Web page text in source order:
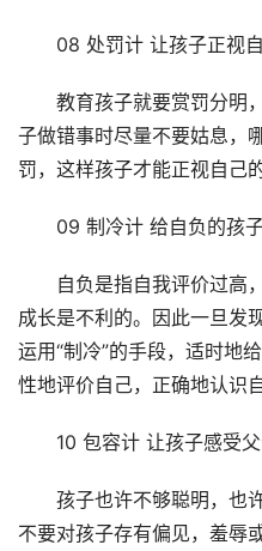
08 处罚计 让孩子正视自
教育孩子就要赏罚分明，
子做错事时尽量不要姑息，
罚，这样孩子才能正视自己
09 制冷计 给自负的孩子
自负是指自我评价过高，
成长是不利的。因此一旦发
运用“制冷”的手段，适时地
性地评价自己，正确地认识自
10 包容计 让孩子感受父
孩子也许不够聪明，也许
不要对孩子存有偏见，羞辱